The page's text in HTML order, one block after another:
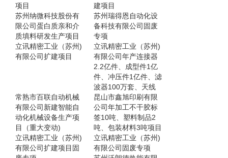
项目
建项目
苏州纳微科技股份有
限公司蛋白质亲和介
质填料研发生产项目
苏州瑞得恩自动化设
备科技有限公司固废
专项
立讯精密工业（苏州)
有限公司扩建项目
立讯精密工业（苏州)
有限公司年产连接器
2.2亿件、成型件1亿
件、冲压件1亿件、滤
波器100万套、天线
常熟市百联自动机械
有限公司新建智能自
动化机械设备生产项
目（重大变动)
昆山市鑫旭印刷有限
公司年加工不干胶标
签10吨、塑料制品2
吨、包装材料3吨项目
立讯精密工业（苏州)
有限公司扩建项目固
立讯精密工业（苏州)
有限公司固废专项